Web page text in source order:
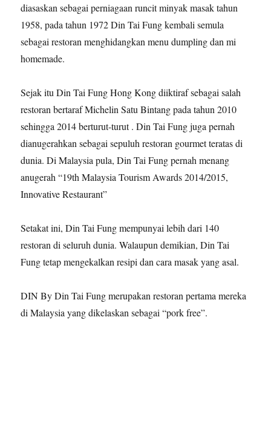
diasaskan sebagai perniagaan runcit minyak masak tahun
1958, pada tahun 1972 Din Tai Fung kembali semula
sebagai restoran menghidangkan menu dumpling dan mi
homemade.
Sejak itu Din Tai Fung Hong Kong diiktiraf sebagai salah
restoran bertaraf Michelin Satu Bintang pada tahun 2010
sehingga 2014 berturut-turut . Din Tai Fung juga pernah
dianugerahkan sebagai sepuluh restoran gourmet teratas di
dunia. Di Malaysia pula, Din Tai Fung pernah menang
anugerah “19th Malaysia Tourism Awards 2014/2015,
Innovative Restaurant”
Setakat ini, Din Tai Fung mempunyai lebih dari 140
restoran di seluruh dunia. Walaupun demikian, Din Tai
Fung tetap mengekalkan resipi dan cara masak yang asal.
DIN By Din Tai Fung merupakan restoran pertama mereka
di Malaysia yang dikelaskan sebagai “pork free”.